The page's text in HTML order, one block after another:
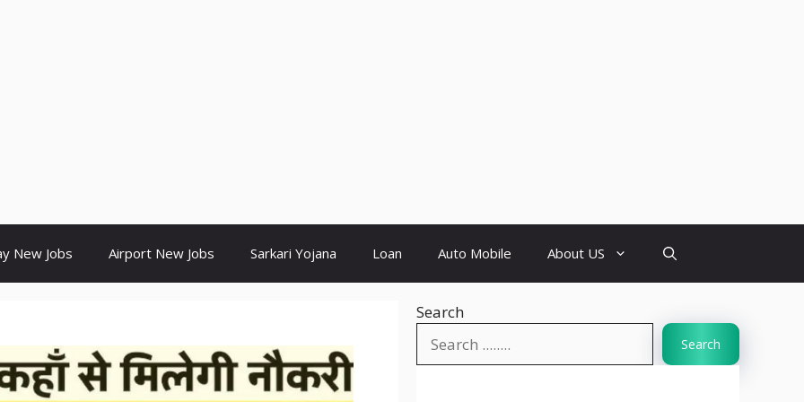
New Jobs Airport New Jobs Sarkari Yojana Loan Auto Mobile About US
Search
Search